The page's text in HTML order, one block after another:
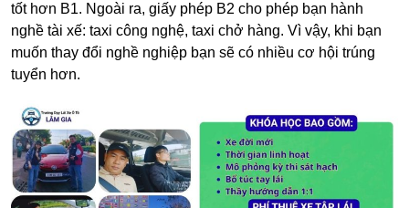
tốt hơn B1. Ngoài ra, giấy phép B2 cho phép bạn hành
nghề tài xế: taxi công nghệ, taxi chở hàng. Vì vậy, khi bạn
muốn thay đổi nghề nghiệp bạn sẽ có nhiều cơ hội trúng
tuyển hơn.